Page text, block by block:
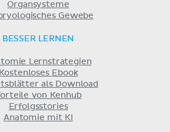
Organsysteme
Gewebe
BESSER LERNEN
Lernstrategien
Kostenloses Ebook
als Download
von Kenhub
Erfolgsstories
Anatomie mit KI